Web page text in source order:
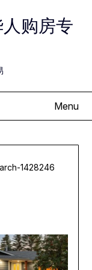
购房专
Menu
1428246